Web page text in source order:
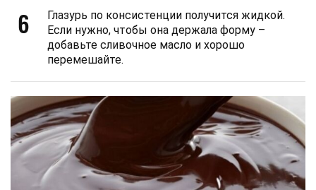
6
Глазурь по консистенции получится жидкой.
Если нужно, чтобы она держала форму –
добавьте сливочное масло и хорошо
перемешайте.